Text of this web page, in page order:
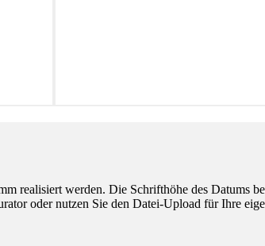
realisiert werden. Die Schrifthöhe des Datums
oder nutzen Sie den Datei-Upload für Ihre